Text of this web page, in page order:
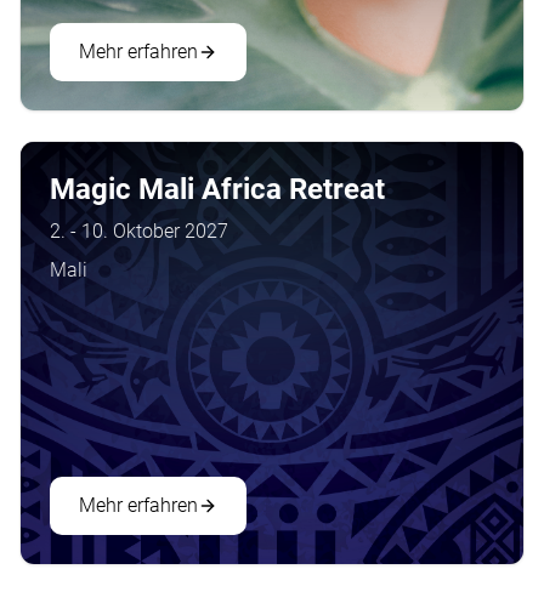
Mehr erfahren
Magic Mali Africa Retreat
2. - 10. Oktober 2027
Mali
Mehr erfahren